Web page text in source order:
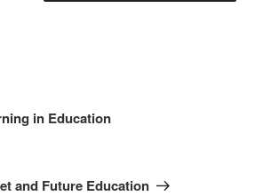
in Education
and Future Education